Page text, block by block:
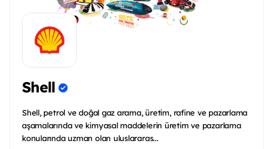
Shell
Shell, petrol ve doğal gaz arama, üretim, rafine ve pazarlama
aşamalarında ve kimyasal maddelerin üretim ve pazarlama
konularında uzman olan uluslararas...